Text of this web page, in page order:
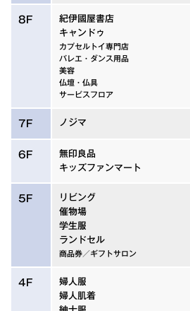
8F
紀伊國屋書店
キャンドゥ
カプセルトイ専門店
バレエ・ダンス用品
美容
仏壇・仏具
サービスフロア
7F ノジマ
6F
無印良品
キッズファンマート
5F
リビング
催物場
学生服
ランドセル
商品券／ギフトサロン
4F
婦人服
婦人肌着